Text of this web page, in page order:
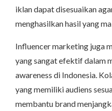
iklan dapat disesuaikan
menghasilkan hasil yang
Influencer marketing juga
yang sangat efektif dalam
awareness di Indonesia.
yang memiliki audiens
membantu brand